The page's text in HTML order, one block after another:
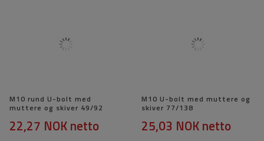
M10 rund U-bolt med
muttere og skiver 49/92
22,27 NOKnetto
M10 U-bolt med muttere og
skiver 77/138
25,03 NOKnetto